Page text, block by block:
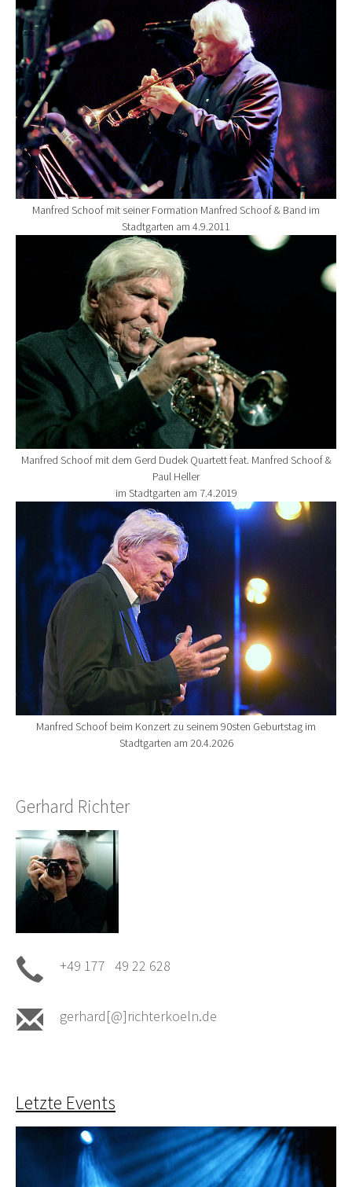
Manfred Schoof mit seiner Formation Manfred Schoof & Band im
Stadtgarten am 4.9.2011
Show larger version for:
Manfred Schoof mit dem Gerd Dudek Quartett feat. Manfred Schoof &
Paul Heller
im Stadtgarten am 7.4.2019
Show larger version for:
Manfred Schoof beim Konzert zu seinem 90sten Geburtstag im
Stadtgarten am 20.4.2026
Gerhard Richter
+49 177 49 22 628
gerhard[@]richterkoeln.de
Letzte Events